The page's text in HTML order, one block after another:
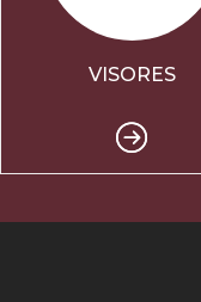
VISORES